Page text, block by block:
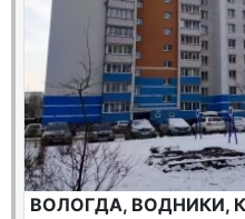
ВОЛОГДА, ВОДНИКИ,